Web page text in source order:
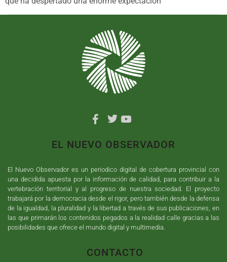
EL NUEVO OBSERVADOR
El Nuevo Observador es un periodico digital de cobertura provincial con
una decidida apuesta por la información de calidad, para contribuir a la
vertebración territorial y al progreso de nuestra sociedad. El proyecto
trabajará por la democracia desde el rigor, pero también desde la defensa
de la igualdad, la pluralidad y la libertad a través de sus publicaciones, en
las que primarán los contenidos pegados a la realidad calle gracias a las
posibilidades que ofrece el mundo digital y multimedia.
CONTACTO